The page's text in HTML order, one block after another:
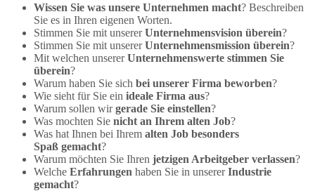
Wissen Sie was unsere Unternehmen macht? Beschreiben
Sie es in Ihren eigenen Worten.
Stimmen Sie mit unsererUnternehmensvision überein?
Stimmen Sie mit unsererUnternehmensmission überein?
Mit welchen unsererUnternehmenswerte stimmen Sie
überein?
Warum haben Sie sich bei unserer Firma beworben?
Wie sieht für Sie ein ideale Firma aus?
Warum sollen wirgerade Sie einstellen?
Was mochten Sie nicht an Ihrem alten Job?
Was hat Ihnen bei Ihrem alten Job besonders
Spaß gemacht?
Warum möchten Sie Ihren jetzigen Arbeitgeber verlassen?
Welche Erfahrungen haben Sie in unsererIndustrie
gemacht?